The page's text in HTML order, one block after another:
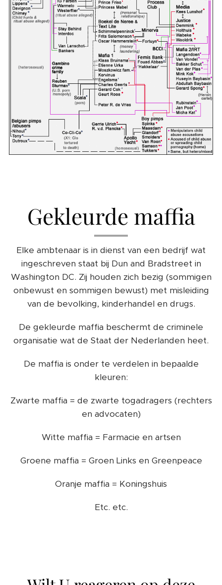
Gekleurde maffia
Elke ambtenaar is in dienst van een bedrijf wat
ingeschreven staat bij Dun and Bradstreet in
Washington DC. Zij houden zich bezig (sommigen
onbewust en sommigen bewust) met misleiding
van de bevolking, kinderhandel en drugs.
De gekleurde maffia beschermt de criminele
organisatie wat de Staat der Nederlanden heet.
De maffia is onder te verdelen in bepaalde
kleuren:
Zwarte maffia = de zwarte togadragers (rechters
en advocaten)
Witte maffia = Farmacie en artsen
Groene maffia = Groen Links en Greenpeace
Oranje maffia = Koningshuis
Etc. etc.